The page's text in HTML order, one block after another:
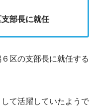
部長に就任
区の支部長に就任する
て活躍していたようで